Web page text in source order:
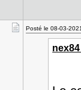
Posté le 08-03-